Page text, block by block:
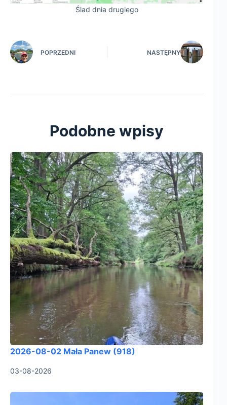
Ślad dnia drugiego
POPRZEDNI NASTĘPNY
Podobne wpisy
2026-08-02 Mała Panew (918)
03-08-2026